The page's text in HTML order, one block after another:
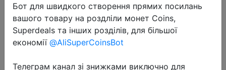
Бот для швидкого створення прямих посилань
вашого товару на роздліли монет Coins,
Superdeals та інших розділів, для більшої
економії @AliSuperCoinsBot
Телеграм канал зі знижками виключно для